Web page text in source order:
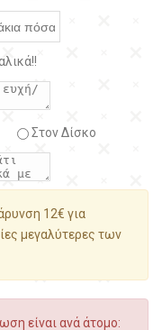
Στον Δίσκο
12€ για
μεγαλύτερες των
είναι ανά άτομο: